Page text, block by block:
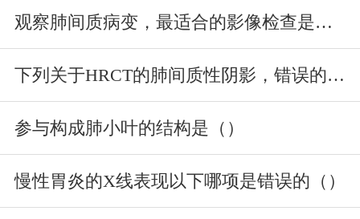
观察肺间质病变，最适合的影像检查是（）
下列关于HRCT的肺间质性阴影，错误的是（）
参与构成肺小叶的结构是（）
慢性胃炎的X线表现以下哪项是错误的（）